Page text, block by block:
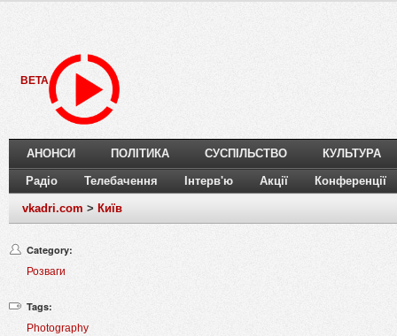
BETA
АНОНСИ ПОЛІТИКА СУСПІЛЬСТВО КУЛЬТУРА
Радіо Телебачення Інтерв'ю Акції Конференції
vkadri.com > Київ
Category:
Розваги
Tags:
Photography